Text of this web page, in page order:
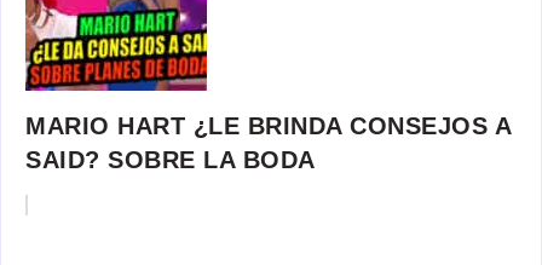
MARIO HART ¿LE BRINDA CONSEJOS A
SAID? SOBRE LA BODA